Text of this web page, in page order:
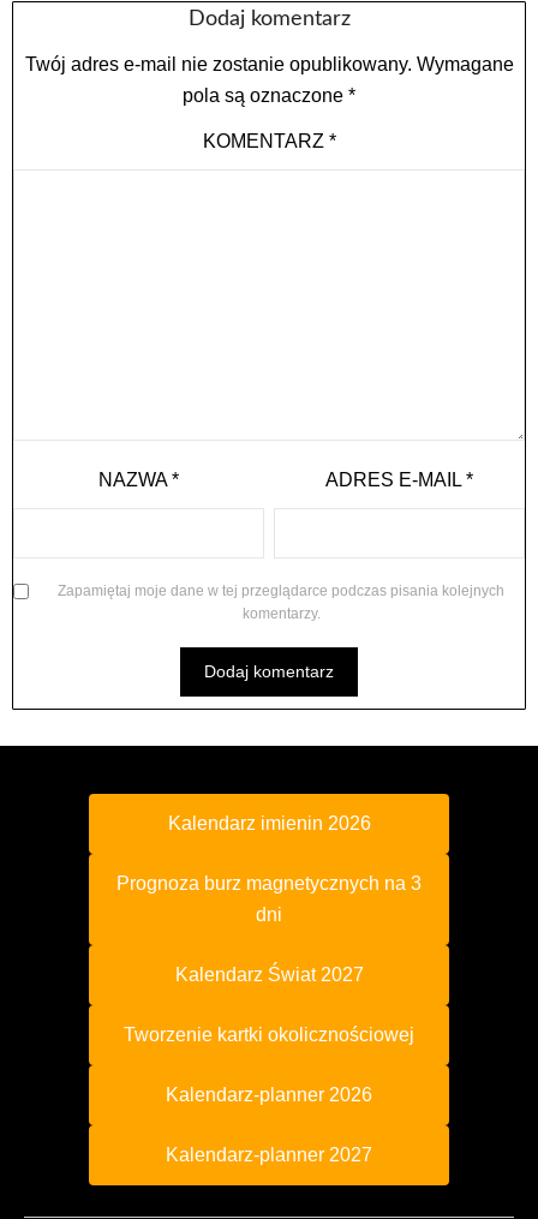
Dodaj komentarz
Twój adres e-mail nie zostanie opublikowany. Wymagane
pola są oznaczone *
KOMENTARZ *
NAZWA* ADRES E-MAIL*
Zapamiętaj moje dane w tej przeglądarce podczas pisania kolejnych
komentarzy.
Kalendarz imienin 2026
Prognoza burz magnetycznych na 3
dni
Kalendarz Świat 2027
Tworzenie kartki okolicznościowej
Kalendarz-planner 2026
Kalendarz-planner 2027